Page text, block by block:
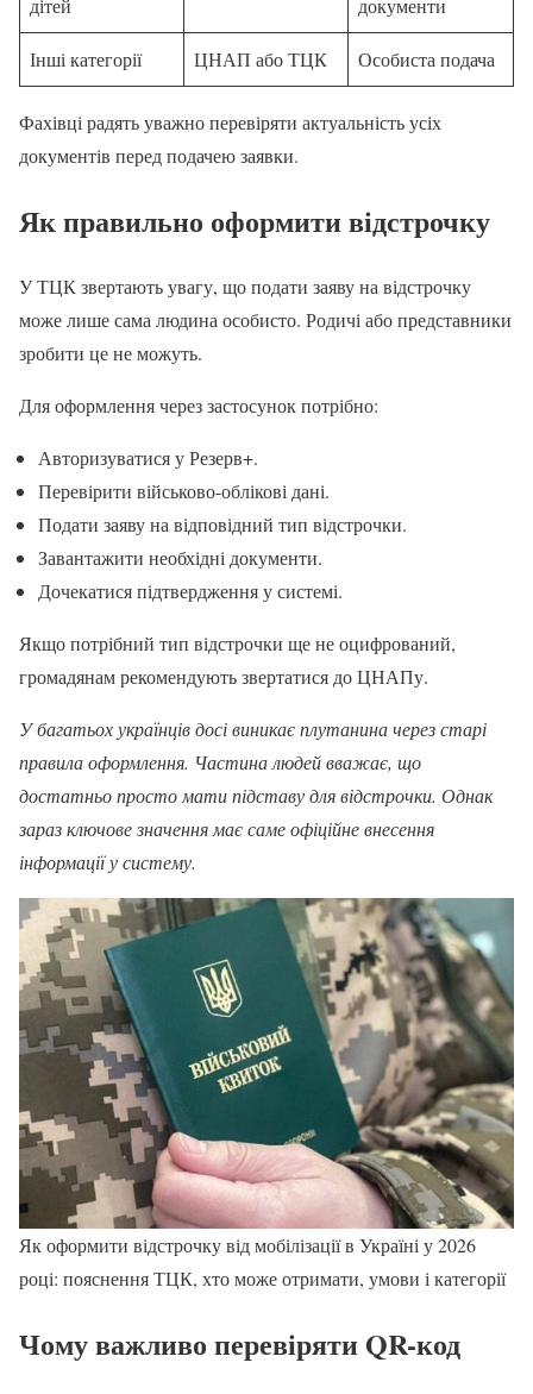
дітей документи
Інші категорії ЦНАП або ТЦК Особиста подача
Фахівці радять уважно перевіряти актуальність усіх
документів перед подачею заявки.
Як правильно оформити відстрочку
У ТЦК звертають увагу, що подати заяву на відстрочку
може лише сама людина особисто. Родичі або представники
зробити це не можуть.
Для оформлення через застосунок потрібно:
Авторизуватися у Резерв+.
Перевірити військово-облікові дані.
Подати заяву на відповідний тип відстрочки.
Завантажити необхідні документи.
Дочекатися підтвердження у системі.
Якщо потрібний тип відстрочки ще не оцифрований,
громадянам рекомендують звертатися до ЦНАПу.
У багатьох українців досі виникає плутанина через старі
правила оформлення. Частина людей вважає, що
достатньо просто мати підставу для відстрочки. Однак
зараз ключове значення має саме офіційне внесення
інформації у систему.
Як оформити відстрочку від мобілізації в Україні у 2026
році: пояснення ТЦК, хто може отримати, умови і категорії
Чому важливо перевіряти QR-код